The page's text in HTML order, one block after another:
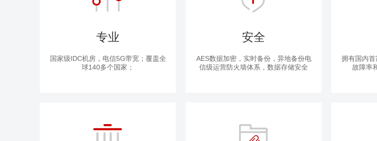
专业
国家级IDC机房，电信5G带宽；覆盖全
球140多个国家；
安全
AES数据加密，实时备份，异地备份电
信级运营防火墙体系，数据存储安全
拥有国内
故障率